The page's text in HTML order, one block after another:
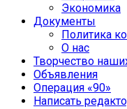
Экономика
Документы
Политика
О нас
Творчество
Объявления
Операция «90»
Написать